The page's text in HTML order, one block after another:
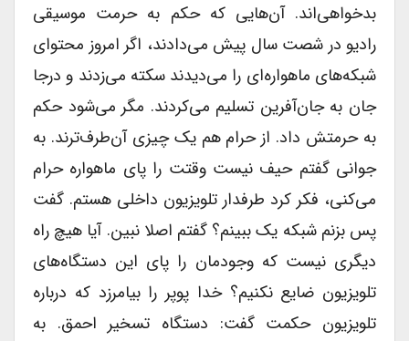
بدخواهی‌اند. آن‌هایی که حکم به حرمت موسیقی
رادیو در شصت سال پیش می‌دادند، اگر امروز محتوای
شبکه‌های ماهواره‌ای را می‌دیدند سکته می‌زدند و درجا
جان به جان‌آفرین تسلیم می‌کردند. مگر می‌شود حکم
به حرمتش داد. از حرام هم یک چیزی آن‌طرف‌ترند. به
جوانی گفتم حیف نیست وقتت را پای ماهواره حرام
می‌کنی، فکر کرد طرفدار تلویزیون داخلی هستم. گفت
پس بزنم شبکه یک ببینم؟ گفتم اصلا نبین. آیا هیچ راه
دیگری نیست که وجودمان را پای این دستگاه‌های
تلویزیون ضایع نکنیم؟ خدا پوپر را بیامرزد که درباره
تلویزیون حکمت گفت: دستگاه تسخیر احمق. به